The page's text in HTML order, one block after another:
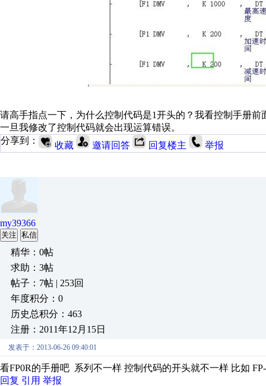
请高手指点一下，为什么控制代码是1开头的？我看控制手册前
一旦我修改了控制代码就会出现运算错误。
分享到：
收藏 邀请回答 回复楼主 举报
my39366
关注 私信
精华：0帖
求助：3帖
帖子：7帖 | 253回
年度积分：0
历史总积分：463
注册：2011年12月15日
发表于：2013-06-26 09:40:01
看FP0R的手册吧 系列不一样 控制代码的开头就不一样 比如
回复 引用 举报